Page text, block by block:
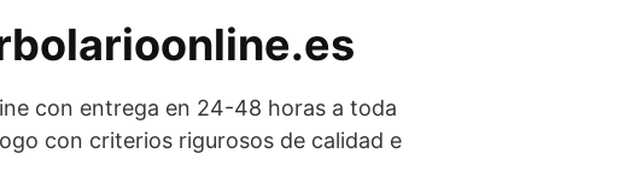
con entrega en 24-48 horas a toda
con criterios rigurosos de calidad e